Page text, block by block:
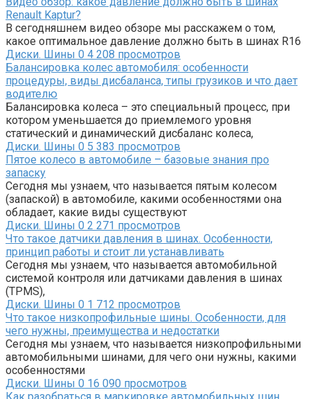
Renault Kaptur?
В сегодняшнем видео обзоре мы расскажем о том,
какое оптимальное давление должно быть в шинах R16
Диски. Шины 0 4 208 просмотров
Балансировка колес автомобиля: особенности
процедуры, виды дисбаланса, типы грузиков и что дает
водителю
Балансировка колеса – это специальный процесс, при
котором уменьшается до приемлемого уровня
статический и динамический дисбаланс колеса,
Диски. Шины 0 5 383 просмотров
Пятое колесо в автомобиле – базовые знания про
запаску
Сегодня мы узнаем, что называется пятым колесом
(запаской) в автомобиле, какими особенностями она
обладает, какие виды существуют
Диски. Шины 0 2 271 просмотров
Что такое датчики давления в шинах. Особенности,
принцип работы и стоит ли устанавливать
Сегодня мы узнаем, что называется автомобильной
системой контроля или датчиками давления в шинах
(TPMS),
Диски. Шины 0 1 712 просмотров
Что такое низкопрофильные шины. Особенности, для
чего нужны, преимущества и недостатки
Сегодня мы узнаем, что называется низкопрофильными
автомобильными шинами, для чего они нужны, какими
особенностями
Диски. Шины 0 16 090 просмотров